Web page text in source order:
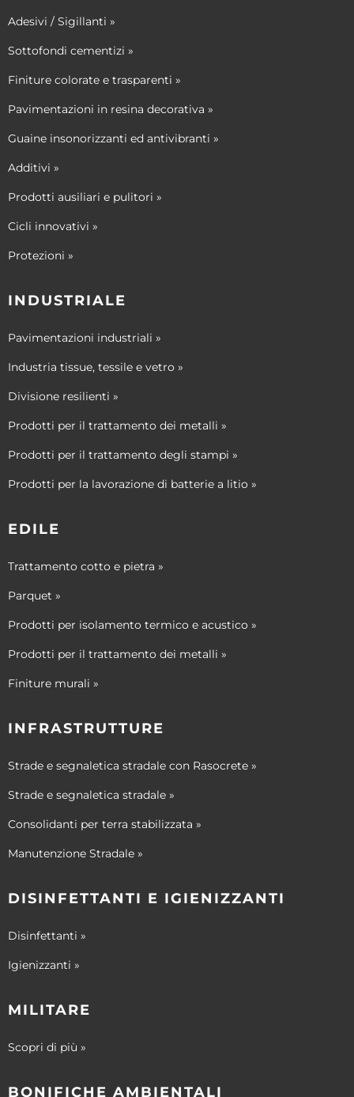
Adesivi / Sigillanti »
Sottofondi cementizi »
Finiture colorate e trasparenti »
Pavimentazioni in resina decorativa »
Guaine insonorizzanti ed antivibranti »
Additivi »
Prodotti ausiliari e pulitori »
Cicli innovativi »
Protezioni »
INDUSTRIALE
Pavimentazioni industriali »
Industria tissue, tessile e vetro »
Divisione resilienti »
Prodotti per il trattamento dei metalli »
Prodotti per il trattamento degli stampi »
Prodotti per la lavorazione di batterie a litio »
EDILE
Trattamento cotto e pietra »
Parquet »
Prodotti per isolamento termico e acustico »
Prodotti per il trattamento dei metalli »
Finiture murali »
INFRASTRUTTURE
Strade e segnaletica stradale con Rasocrete »
Strade e segnaletica stradale »
Consolidanti per terra stabilizzata »
Manutenzione Stradale »
DISINFETTANTI E IGIENIZZANTI
Disinfettanti »
Igienizzanti »
MILITARE
Scopri di più »
BONIFICHE AMBIENTALI